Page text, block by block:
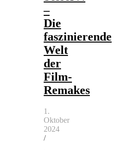
–
Die
faszinierende
Welt
der
Film-
Remakes
1.
Oktober
2024
/